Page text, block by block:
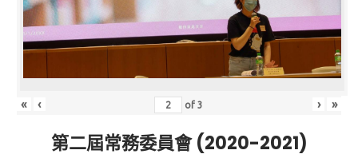
« ‹ of3 › »
第二屆常務委員會 (2020-2021)